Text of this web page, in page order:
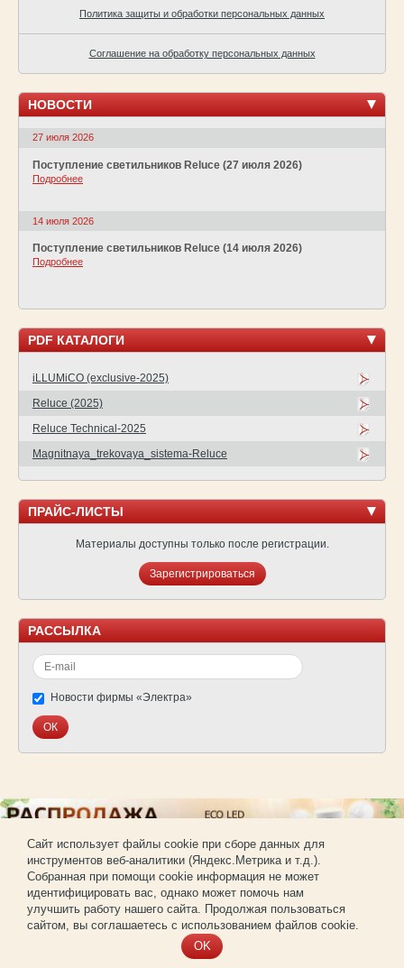
Политика защиты и обработки персональных данных
Соглашение на обработку персональных данных
НОВОСТИ
27 июля 2026
Поступление светильников Reluce (27 июля 2026)
Подробнее
14 июля 2026
Поступление светильников Reluce (14 июля 2026)
Подробнее
PDF КАТАЛОГИ
iLLUMiCO (exclusive-2025)
Reluce (2025)
Reluce Technical-2025
Magnitnaya_trekovaya_sistema-Reluce
ПРАЙС-ЛИСТЫ
Материалы доступны только после регистрации.
Зарегистрироваться
РАССЫЛКА
Новости фирмы «Электра»
© Фирма «Электра»
Использование материалов сайта без согласования запрещено.
Создание и продвижение сайта — РА «Имиджпром»
Cайт использует файлы cookie при сборе данных для
инструментов веб-аналитики (Яндекс.Метрика и т.д.).
Собранная при помощи cookie информация не может
идентифицировать вас, однако может помочь нам
улучшить работу нашего сайта. Продолжая пользоваться
сайтом, вы соглашаетесь с использованием файлов cookie.
OK
Регистрация для покупки оптом